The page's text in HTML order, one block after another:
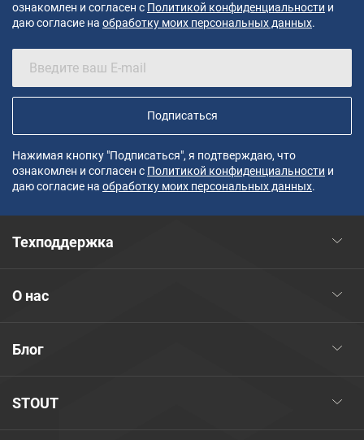
ознакомлен и согласен с Политикой конфиденциальности и
даю согласие на обработку моих персональных данных.
Подписаться
Нажимая кнопку "Подписаться", я подтверждаю, что
ознакомлен и согласен с Политикой конфиденциальности и
даю согласие на обработку моих персональных данных.
STOUT
Блог
О нас
Техподдержка